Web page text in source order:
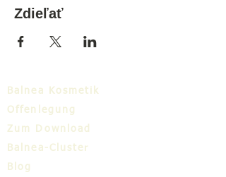
Zdieľať
Balnea Kosmetik
Offenlegung
Zum Download
Balnea-Cluster
Blog